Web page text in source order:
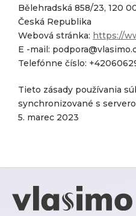
Bělehradská 858/23, 120
Česká Republika
Webová stránka: https://
E -mail:
Telefónne číslo:
Tieto zásady používania
synchronizované s
5. marec 2023